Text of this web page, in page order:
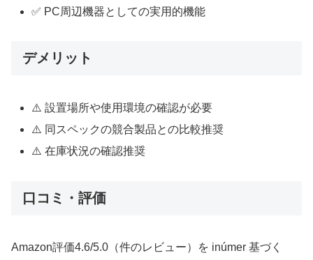
✅ PC周辺機器としての実用的機能
デメリット
⚠️ 設置場所や使用環境の確認が必要
⚠️ 同スペックの競合製品との比較推奨
⚠️ 在庫状況の確認推奨
口コミ・評価
Amazon評価4.6/5.0（件のレビュー）を inúmer 基づく